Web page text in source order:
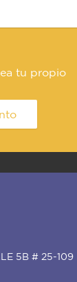
tu propio
5B # 25-109